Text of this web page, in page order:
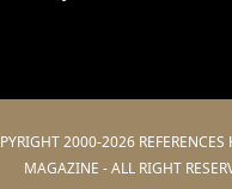
2000-2026 REFERENCES
MAGAZINE - ALL RIGHT